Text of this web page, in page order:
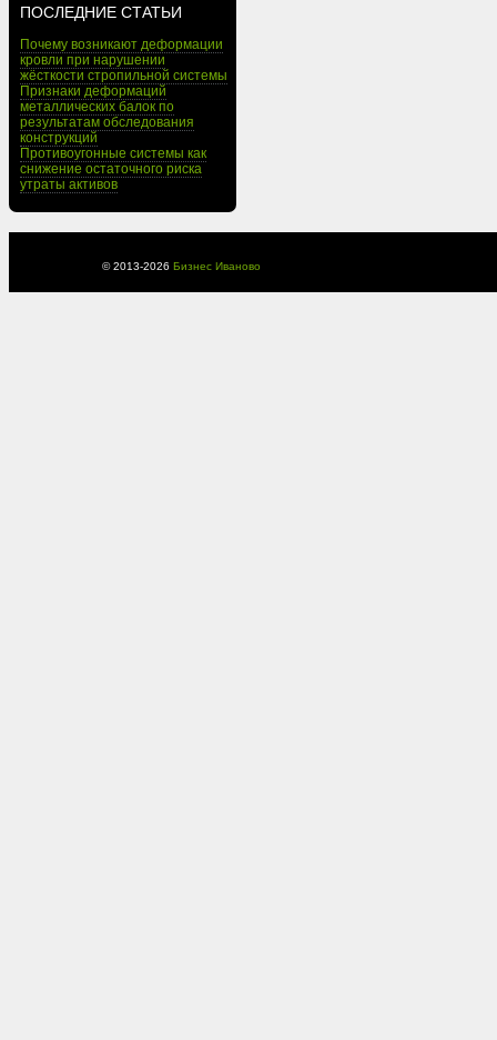
ПОСЛЕДНИЕ СТАТЬИ
Почему возникают деформации
кровли при нарушении
жёсткости стропильной системы
Признаки деформаций
металлических балок по
результатам обследования
конструкций
Противоугонные системы как
снижение остаточного риска
утраты активов
© 2013-2026 Бизнес Иваново